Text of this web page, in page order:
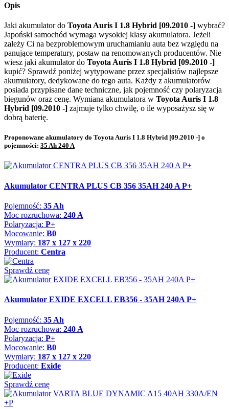
Opis
Jaki akumulator do Toyota Auris I 1.8 Hybrid [09.2010 -] wybrać?
Japoński samochód wymaga wysokiej klasy akumulatora. Jeżeli
zależy Ci na bezproblemowym uruchamianiu auta bez względu na
panujące temperatury, postaw na renomowanych producentów. Nie
wiesz jaki akumulator do Toyota Auris I 1.8 Hybrid [09.2010 -]
kupić? Sprawdź poniżej wytypowane przez specjalistów najlepsze
akumulatory, dedykowane do tego auta. Każdy z akumulatorów
posiada przypisane dane techniczne, jak pojemność czy polaryzacja
biegunów oraz cenę. Wymiana akumulatora w Toyota Auris I 1.8
Hybrid [09.2010 -] zajmuje tylko chwilę, o ile wyposażysz się w
dobrą baterię.
Proponowane akumulatory do Toyota Auris I 1.8 Hybrid [09.2010 -] o
pojemności: 35 Ah 240 A
Akumulator CENTRA PLUS CB 356 35AH 240 A P+
Pojemność: 35 Ah
Moc rozruchowa: 240 A
Polaryzacja: P+
Mocowanie: B0
Wymiary: 187 x 127 x 220
Producent: Centra
Sprawdź cenę
Akumulator EXIDE EXCELL EB356 - 35AH 240A P+
Pojemność: 35 Ah
Moc rozruchowa: 240 A
Polaryzacja: P+
Mocowanie: B0
Wymiary: 187 x 127 x 220
Producent: Exide
Sprawdź cenę